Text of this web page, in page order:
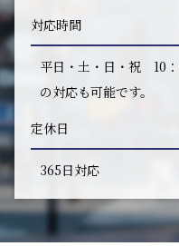
対応時間
平日・土・日・祝 10
の対応も可能です。
定休日
365日対応